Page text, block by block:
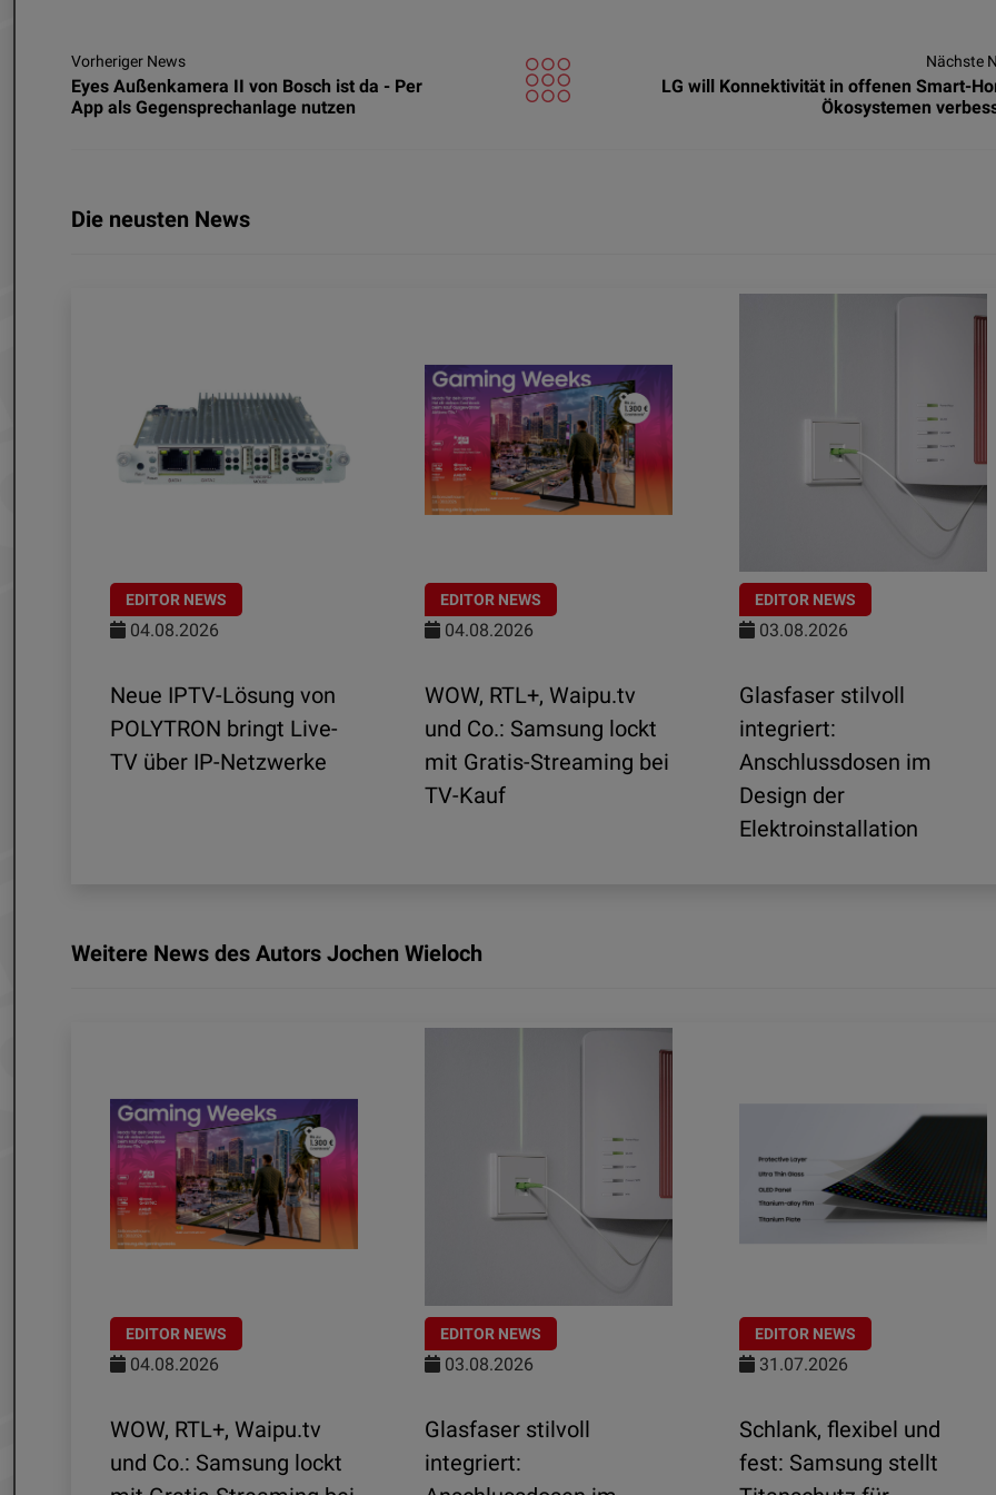
Vorheriger News
Eyes Außenkamera II von Bosch ist da - Per
App als Gegensprechanlage nutzen
Nächste
LG will Konnektivität in offenen Smart-
Ökosystemen
Die neusten News
EDITOR NEWS
04.08.2026
Neue IPTV-Lösung von
POLYTRON bringt Live-
TV über IP-Netzwerke
EDITOR NEWS
04.08.2026
WOW, RTL+, Waipu.tv
und Co.: Samsung lockt
mit Gratis-Streaming bei
TV-Kauf
EDITOR NEWS
03.08.2026
Glasfaser stilvoll
integriert:
Anschlussdosen im
Design der
Elektroinstallation
Weitere News des Autors Jochen Wieloch
EDITOR NEWS
04.08.2026
WOW, RTL+, Waipu.tv
und Co.: Samsung lockt
EDITOR NEWS
03.08.2026
Glasfaser stilvoll
integriert:
EDITOR NEWS
31.07.2026
Schlank, flexibel und
fest: Samsung stellt